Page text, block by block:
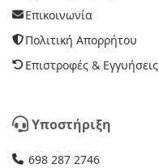
Επικοινωνία
Πολιτική Απορρήτου
Επιστροφές & Εγγυήσεις
Υποστήριξη
698 287 2746